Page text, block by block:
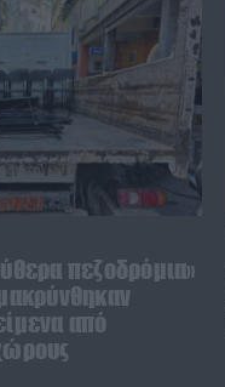
πεζοδρόμια»
από